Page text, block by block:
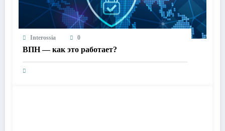
Interossia 0
ВПН — как это работает?